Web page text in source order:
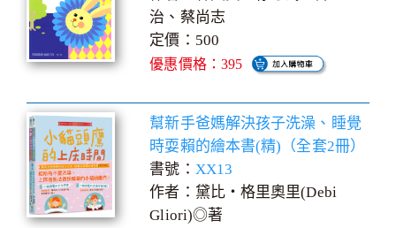
治、蔡尚志
定價：500
優惠價格：395
幫新手爸媽解決孩子洗澡、睡覺
時耍賴的繪本書(精)（全套2冊）
書號： XX13
作者：黛比‧格里奧里(Debi
Gliori)◎著